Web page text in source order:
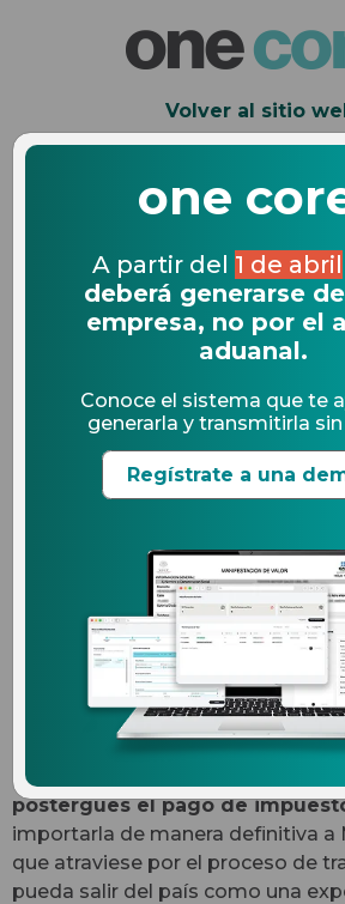
Volver al sitio
Solicita una
BENEFICIOS DE UN SOFTWARE DE
aduanero de
fiscalizado
El régimen de recinto fiscalizado
agregó a la Ley Aduanera en el
impulsar el comercio exterior.
Permitiéndote que introduzcas
postergues el pago de
importarla de manera definitiva a
que atraviese por el proceso de
pueda salir del país como una
one
A partir del 1 de abril
deberá generarse
empresa, no por el
aduanal.
Conoce el sistema que te
generarla y transmitirla
Regístrate a una